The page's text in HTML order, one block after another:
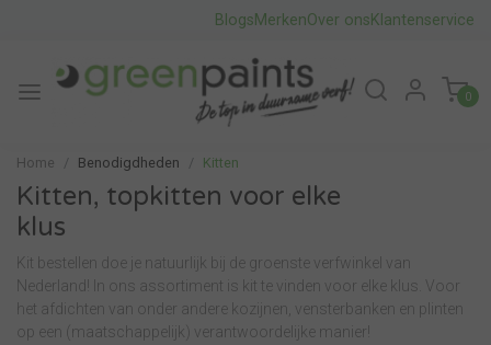
BlogsMerkenOver onsKlantenservice
0
Home Benodigdheden Kitten
Kitten, topkitten voor elke
klus
Kit bestellen doe je natuurlijk bij de groenste verfwinkel van
Nederland! In ons assortiment is kit te vinden voor elke klus. Voor
het afdichten van onder andere kozijnen, vensterbanken en plinten
op een (maatschappelijk) verantwoordelijke manier!